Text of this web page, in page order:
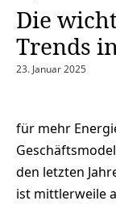
Die
Trends
23. Januar 2025
für mehr
den letzten
ist mittlerweile